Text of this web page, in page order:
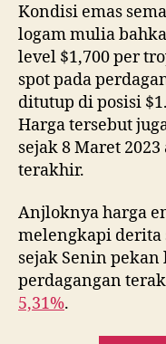
Kondisi emas
logam mulia
level $1,700 per
spot pada
ditutup di posisi
Harga tersebut
sejak 8 Maret
terakhir.
Anjloknya harga
melengkapi derita
sejak Senin
perdagangan
5,31%.